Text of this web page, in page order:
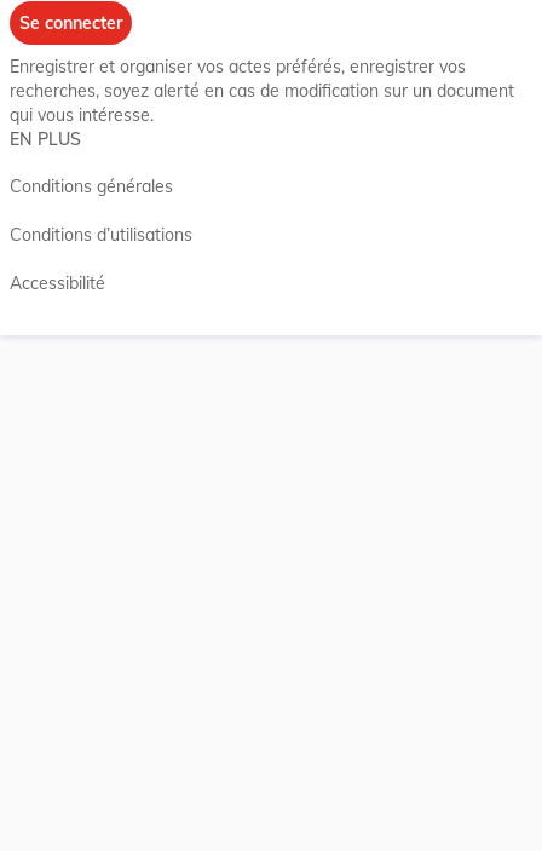
Se connecter
Enregistrer et organiser vos actes préférés, enregistrer vos
recherches, soyez alerté en cas de modification sur un document
qui vous intéresse.
EN PLUS
Conditions générales
Conditions d’utilisations
Accessibilité